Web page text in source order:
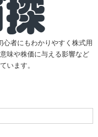
者にもわかりやすく株式用
味や株価に与える影響など
います。